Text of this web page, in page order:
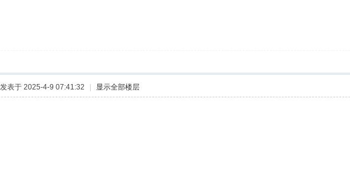
发表于 2025-4-9 07:41:32 | 显示全部楼层